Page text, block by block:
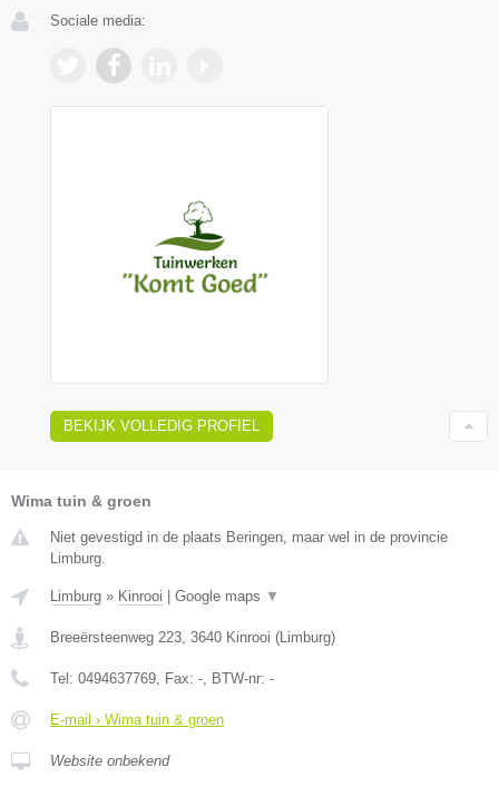
Sociale media:
BEKIJK VOLLEDIG PROFIEL
Wima tuin & groen
Niet gevestigd in de plaats Beringen, maar wel in de provincie
Limburg.
Limburg » Kinrooi Google maps ▼
Breeërsteenweg 223, 3640 Kinrooi (Limburg)
Tel: 0494637769, Fax: -, BTW-nr: -
E-mail › Wima tuin & groen
Website onbekend